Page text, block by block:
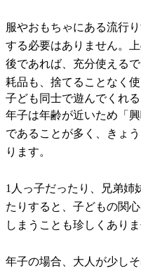
服やおもちゃにある流行
する必要はありません。
後であれば、充分使える
耗品も、捨てることなく
子ども同士で遊んでくれる
年子は年齢が近いため「
であることが多く、きょ
ります。
1人っ子だったり、兄弟姉
たりすると、子どもの関
しまうことも珍しくありま
年子の場合、大人が少し